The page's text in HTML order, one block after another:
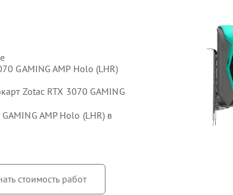
GAMING AMP Holo (LHR)
Zotac RTX 3070 GAMING
AMP Holo (LHR) в
стоимость работ